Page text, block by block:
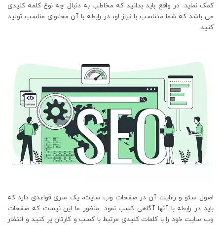
کمک نماید. در واقع باید بدانید که مخاطب به دنبال چه نوع کلمه کلیدی
می باشد که شما متناسب با نیاز او، در رابطه با آن محتوای مناسب تولید
کنید.
اصول سئو و رعایت آن در صفحات وب سایت، یک سری قواعدی دارد که
باید در رابطه با آنها آگاهی کسب نمود. منظور ما این نیست که صفحات
وب سایت خود را با کلمات کلیدی مرتبط با کسب و کارتان پر کنید و انتظار